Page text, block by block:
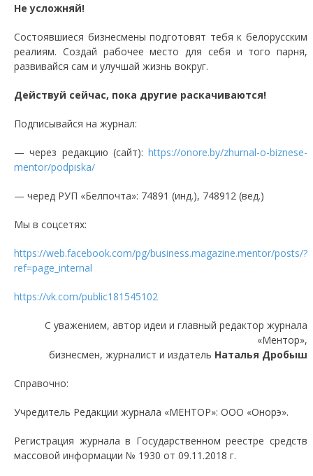
Не усложняй!
Состоявшиеся бизнесмены подготовят тебя к белорусским
реалиям. Создай рабочее место для себя и того парня,
развивайся сам и улучшай жизнь вокруг.
Действуй сейчас, пока другие раскачиваются!
Подписывайся на журнал:
— через редакцию (сайт): https://onore.by/zhurnal-o-biznese-
mentor/podpiska/
— черед РУП «Белпочта»: 74891 (инд.), 748912 (вед.)
Мы в соцсетях:
https://web.facebook.com/pg/business.magazine.mentor/posts/?
ref=page_internal
https://vk.com/public181545102
С уважением, автор идеи и главный редактор журнала
«Ментор»,
бизнесмен, журналист и издатель Наталья Дробыш
Справочно:
Учредитель Редакции журнала «МЕНТОР»: ООО «Онорэ».
Регистрация журнала в Государственном реестре средств
массовой информации № 1930 от 09.11.2018 г.